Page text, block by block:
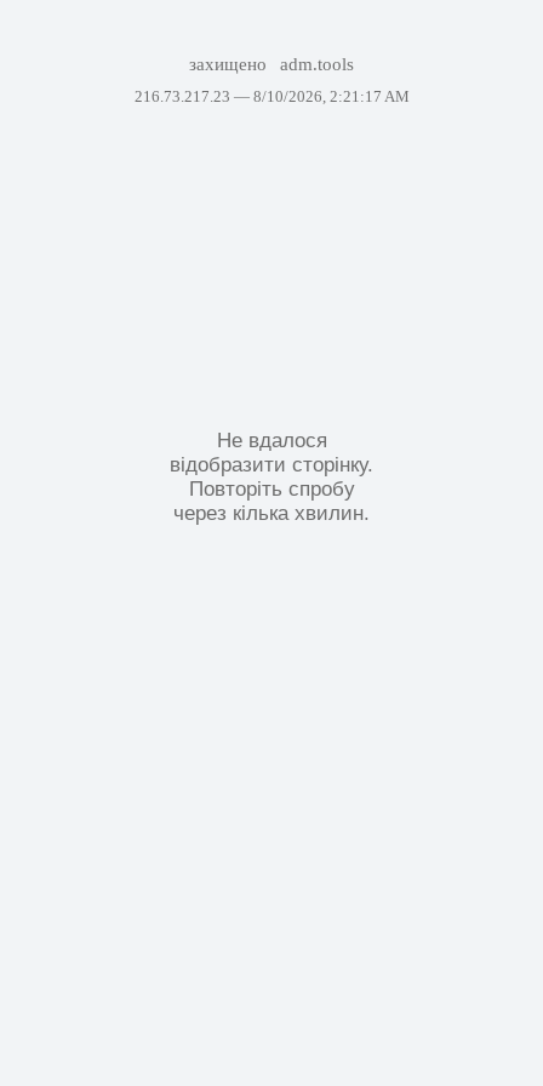
захищено adm.tools
216.73.217.23 — 8/10/2026, 2:21:17 AM
Не вдалося
відобразити сторінку.
Повторіть спробу
через кілька хвилин.